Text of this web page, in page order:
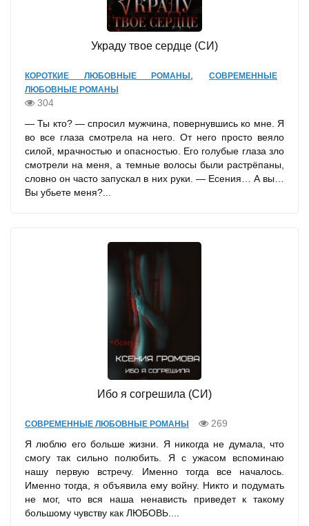
Украду твое сердце (СИ)
КОРОТКИЕ ЛЮБОВНЫЕ РОМАНЫ ,СОВРЕМЕННЫЕ
ЛЮБОВНЫЕ РОМАНЫ
304
— Ты кто? — спросил мужчина, повернувшись ко мне. Я
во все глаза смотрела на него. От него просто веяло
силой, мрачностью и опасностью. Его голубые глаза зло
смотрели на меня, а темные волосы были растрёпаны,
словно он часто запускал в них руки. — Есения… А вы…
Вы убьете меня?...
Ибо я согрешила (СИ)
СОВРЕМЕННЫЕ ЛЮБОВНЫЕ РОМАНЫ
269
Я люблю его больше жизни. Я никогда не думала, что
смогу так сильно полюбить. Я с ужасом вспоминаю
нашу первую встречу. Именно тогда все началось.
Именно тогда, я объявила ему войну. Никто и подумать
не мог, что вся наша ненависть приведет к такому
большому чувству как ЛЮБОВЬ....